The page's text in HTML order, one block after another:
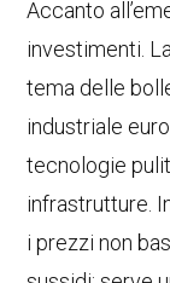
Accanto
investimenti. La
tema delle
industriale
tecnologie
infrastrutture.
i prezzi non